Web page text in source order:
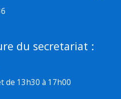
du secretariat :
de 13h30 à 17h00